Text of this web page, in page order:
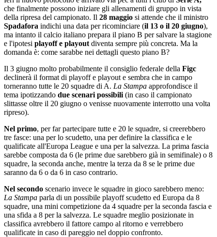
che finalmente possono iniziare gli allenamenti di gruppo in vista
della ripresa del campionato. Il 28 maggio si attende che il ministro
Spadafora indichi una data per ricominciare (il 13 o il 20 giugno),
ma intanto il calcio italiano prepara il piano B per salvare la stagione
e l'ipotesi playoff e playout diventa sempre più concreta. Ma la
domanda è: come sarabbe nei dettagli questo piano B?
Il 3 giugno molto probabilmente il consiglio federale della Figc
declinerà il format di playoff e playout e sembra che in campo
torneranno tutte le 20 squadre di A. La Stampa approfondisce il
tema ipotizzando due scenari possibili (in caso il campionato
slittasse oltre il 20 giugno o venisse nuovamente interrotto una volta
ripreso).
Nel primo, per far partecipare tutte e 20 le squadre, si creerebbero
tre fasce: una per lo scudetto, una per definire la classifica e le
qualificate all'Europa League e una per la salvezza. La prima fascia
sarebbe composta da 6 (le prime due sarebbero già in semifinale) o 8
squadre, la seconda anche, mentre la terza da 8 se le prime due
saranno da 6 o da 6 in caso contrario.
Nel secondo scenario invece le squadre in gioco sarebbero meno:
La Stampa parla di un possibile playoff scudetto ed Europa da 8
squadre, una mini competizione da 4 squadre per la seconda fascia e
una sfida a 8 per la salvezza. Le squadre meglio posizionate in
classifica avrebbero il fattore campo al ritorno e verrebbero
qualificate in caso di pareggio nel doppio confronto.